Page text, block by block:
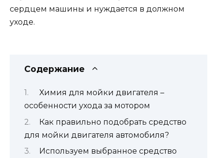
сердцем машины и нуждается в должном
уходе.
Содержание
Химия для мойки двигателя –
особенности ухода за мотором
Как правильно подобрать средство
для мойки двигателя автомобиля?
Используем выбранное средство